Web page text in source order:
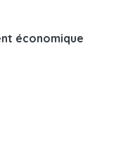
économique